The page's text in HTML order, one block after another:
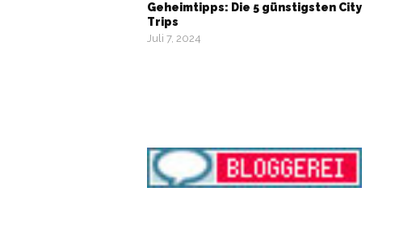
Geheimtipps: Die 5 günstigsten City
Trips
Juli 7, 2024